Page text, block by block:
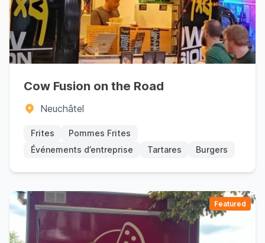
Cow Fusion on the Road
Neuchâtel
Frites
Pommes Frites
Événements d’entreprise
Tartares Burgers
Featured